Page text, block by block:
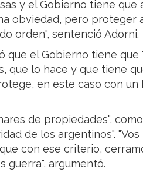
y el Gobierno tiene que
obviedad, pero proteger
orden", sentenció Adorni.
que el Gobierno tiene que
que lo hace y que tiene
en este caso con un
de propiedades",
de los argentinos".
con ese criterio,
guerra", argumentó.